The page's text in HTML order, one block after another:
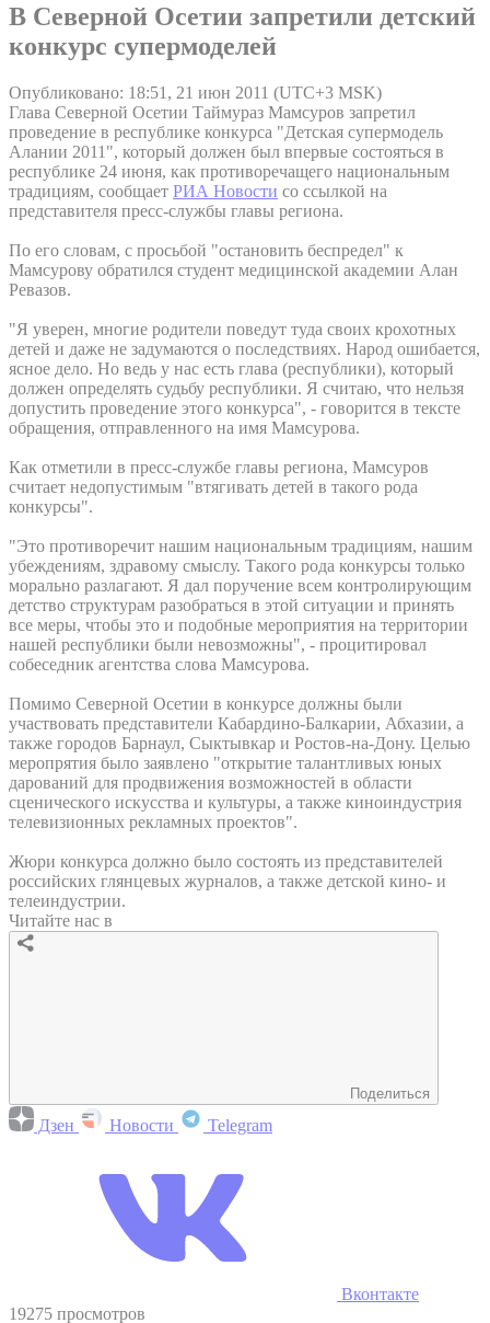
В Северной Осетии запретили детский
конкурс супермоделей
Опубликовано: 18:51, 21 июн 2011 (UTC+3 MSK)
Глава Северной Осетии Таймураз Мамсуров запретил
проведение в республике конкурса "Детская супермодель
Алании 2011", который должен был впервые состояться в
республике 24 июня, как противоречащего национальным
традициям, сообщает РИА Новости со ссылкой на
представителя пресс-службы главы региона.
По его словам, с просьбой "остановить беспредел" к
Мамсурову обратился студент медицинской академии Алан
Ревазов.
"Я уверен, многие родители поведут туда своих крохотных
детей и даже не задумаются о последствиях. Народ ошибается,
ясное дело. Но ведь у нас есть глава (республики), который
должен определять судьбу республики. Я считаю, что нельзя
допустить проведение этого конкурса", - говорится в тексте
обращения, отправленного на имя Мамсурова.
Как отметили в пресс-службе главы региона, Мамсуров
считает недопустимым "втягивать детей в такого рода
конкурсы".
"Это противоречит нашим национальным традициям, нашим
убеждениям, здравому смыслу. Такого рода конкурсы только
морально разлагают. Я дал поручение всем контролирующим
детство структурам разобраться в этой ситуации и принять
все меры, чтобы это и подобные мероприятия на территории
нашей республики были невозможны", - процитировал
собеседник агентства слова Мамсурова.
Помимо Северной Осетии в конкурсе должны были
участвовать представители Кабардино-Балкарии, Абхазии, а
также городов Барнаул, Сыктывкар и Ростов-на-Дону. Целью
меропрятия было заявлено "открытие талантливых юных
дарований для продвижения возможностей в области
сценического искусства и культуры, а также киноиндустрия
телевизионных рекламных проектов".
Жюри конкурса должно было состоять из представителей
российских глянцевых журналов, а также детской кино- и
телеиндустрии.
Читайте нас в
Поделиться
Дзен Новости Telegram
Вконтакте
19275 просмотров